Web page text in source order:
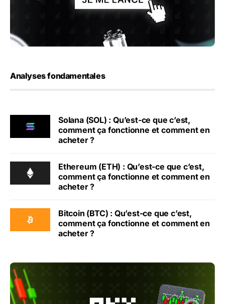
Analyses fondamentales
Solana (SOL) : Qu’est-ce que c’est,
comment ça fonctionne et comment en
acheter ?
Ethereum (ETH) : Qu’est-ce que c’est,
comment ça fonctionne et comment en
acheter ?
Bitcoin (BTC) : Qu’est-ce que c’est,
comment ça fonctionne et comment en
acheter ?